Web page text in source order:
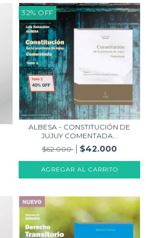
32% OFF
ALBESA - CONSTITUCIÓN DE
JUJUY COMENTADA...
$62.000
$42.000